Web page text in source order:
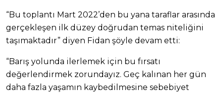
“Bu toplantı Mart 2022’den bu yana taraflar arasında
gerçekleşen ilk düzey doğrudan temas niteliğini
taşımaktadır” diyen Fidan şöyle devam etti:
“Barış yolunda ilerlemek için bu fırsatı
değerlendirmek zorundayız. Geç kalınan her gün
daha fazla yaşamın kaybedilmesine sebebiyet